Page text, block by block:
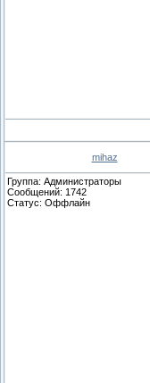
mihaz
Группа: Администраторы
Сообщений: 1742
Статус: Оффлайн